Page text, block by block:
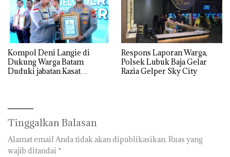
Kompol Deni Langie di
Dukung Warga Batam
Duduki jabatan Kasat
Respons Laporan Warga,
Polsek Lubuk Baja Gelar
Razia Gelper Sky City
Tinggalkan Balasan
Alamat email Anda tidak akan dipublikasikan. Ruas yang
wajib ditandai *